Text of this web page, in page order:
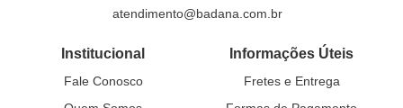
atendimento@badana.com.br
Institucional
Fale Conosco
Informações Úteis
Fretes e Entrega